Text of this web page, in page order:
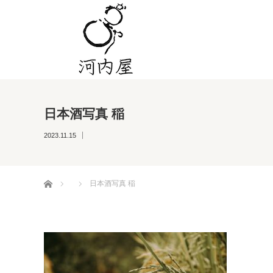
日本酒写真 稲
2023.11.15
ホーム 日本酒写真 稲